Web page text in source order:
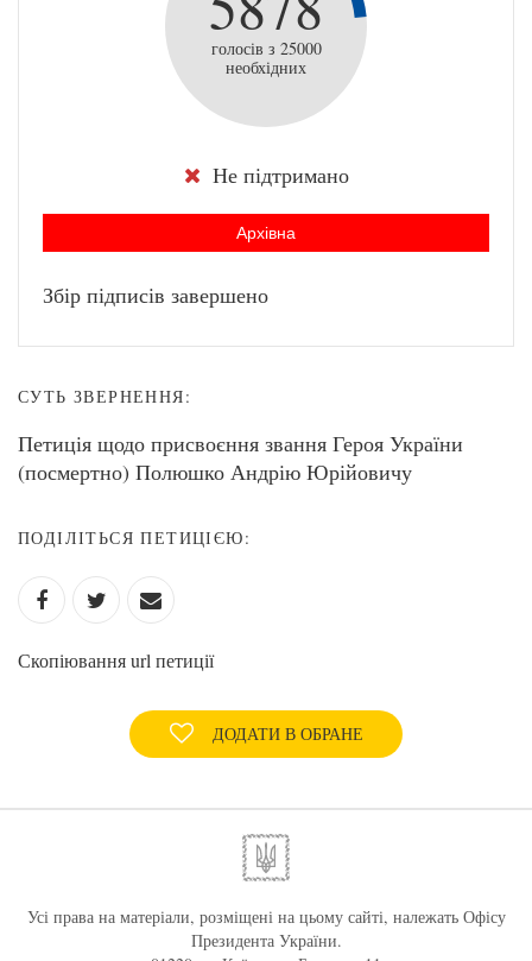
голосів з 25000
необхідних
Не підтримано
Архівна
Збір підписів завершено
СУТЬ ЗВЕРНЕННЯ:
Петиція щодо присвоєння звання Героя України
(посмертно) Полюшко Андрію Юрійовичу
ПОДІЛІТЬСЯ ПЕТИЦІЄЮ:
Скопіювання url петиції
ДОДАТИ В ОБРАНЕ
Усі права на матеріали, розміщені на цьому сайті, належать Офісу
Президента України.